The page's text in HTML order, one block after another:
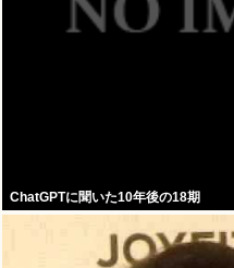
ChatGPTに聞いた10年後の18期